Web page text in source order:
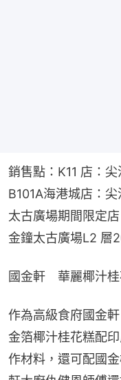
銷售點：K11 店：
B101A海港城店：
太古廣場期間限定
金鐘太古廣場L2 層
國金軒　華麗椰汁
作為高級食府國金
金箔椰汁桂花糕配
作材料，還可配國